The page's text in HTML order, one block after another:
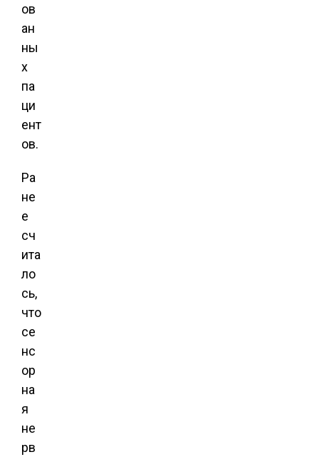
ов
ан
ны
х
па
ци
ент
ов.
Ра
не
е
сч
ита
ло
сь,
что
се
нс
ор
на
я
не
рв